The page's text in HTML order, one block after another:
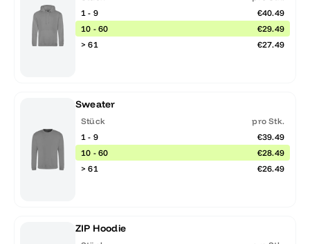
1 - 9
€40.49
10 - 60
€29.49
> 61
€27.49
Sweater
Stück
pro Stk.
1 - 9
€39.49
10 - 60
€28.49
> 61
€26.49
ZIP Hoodie